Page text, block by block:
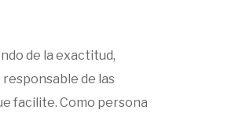
de la exactitud,
de las
facilite. Como persona